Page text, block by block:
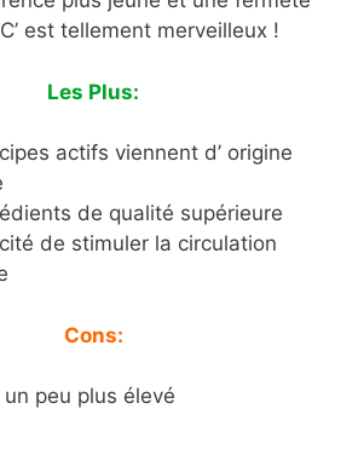
est tellement merveilleux !
Les Plus:
actifs viennent d’ origine
de qualité supérieure
de stimuler la circulation
Cons:
un peu plus élevé